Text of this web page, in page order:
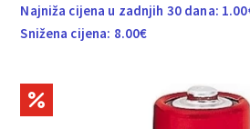
Najniža cijena u zadnjih 30 dana: 1.00
Snižena cijena: 8.00€